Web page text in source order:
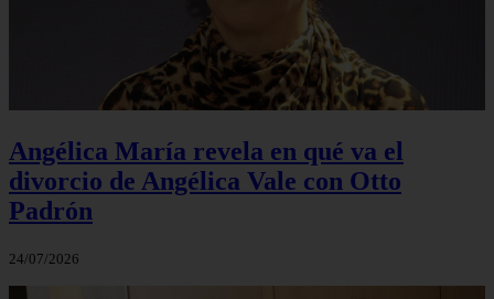
Angélica María revela en qué va el
divorcio de Angélica Vale con Otto
Padrón
24/07/2026